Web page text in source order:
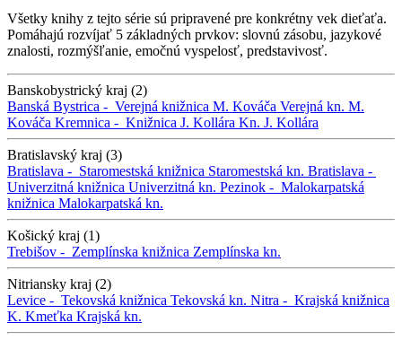
Všetky knihy z tejto série sú pripravené pre konkrétny vek dieťaťa.
Pomáhajú rozvíjať 5 základných prvkov: slovnú zásobu, jazykové
znalosti, rozmýšľanie, emočnú vyspelosť, predstavivosť.
Banskobystrický kraj (2)
Banská Bystrica - Verejná knižnica M. Kováča Verejná kn. M.
Kováča Kremnica - Knižnica J. Kollára Kn. J. Kollára
Bratislavský kraj (3)
Bratislava - Staromestská knižnica Staromestská kn. Bratislava -
Univerzitná knižnica Univerzitná kn. Pezinok - Malokarpatská
knižnica Malokarpatská kn.
Košický kraj (1)
Trebišov - Zemplínska knižnica Zemplínska kn.
Nitriansky kraj (2)
Levice - Tekovská knižnica Tekovská kn. Nitra - Krajská knižnica
K. Kmeťka Krajská kn.